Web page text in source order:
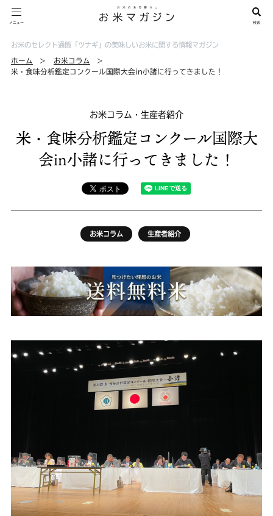
お米のセレクト通販「ツナギ」の美味しいお米に関する情報マガジン
ホーム
お米コラム
米・食味分析鑑定コンクール国際大会in小諸に行ってきました！
お米コラム・生産者紹介
米・食味分析鑑定コンクール国際大
会in小諸に行ってきました！
お米コラム 生産者紹介